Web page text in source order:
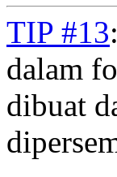
TIP #13
dalam
dibuat